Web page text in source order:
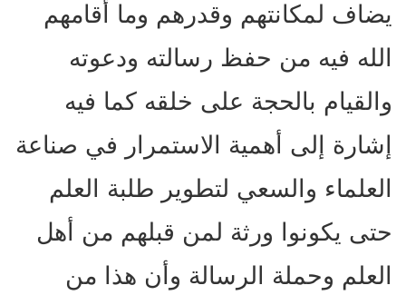
يضاف لمكانتهم وقدرهم وما أقامهم
الله فيه من حفظ رسالته ودعوته
والقيام بالحجة على خلقه كما فيه
إشارة إلى أهمية الاستمرار في صناعة
العلماء والسعي لتطوير طلبة العلم
حتى يكونوا ورثة لمن قبلهم من أهل
العلم وحملة الرسالة وأن هذا من